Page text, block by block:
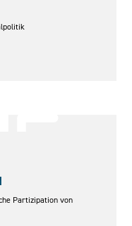
Partizipation von